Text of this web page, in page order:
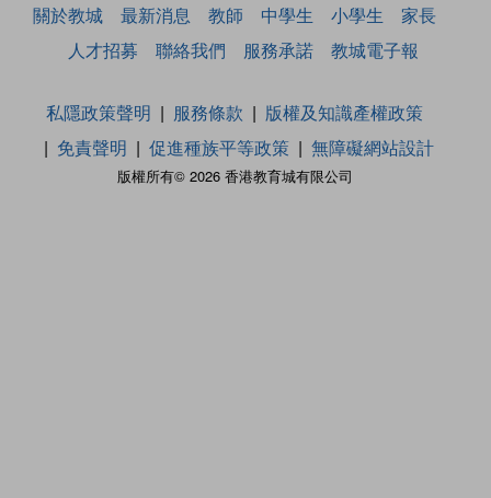
關於教城 最新消息 教師 中學生 小學生
家長
人才招募
聯絡我們 服務承諾 教城電子報
版權所有© 2026 香港教育城有限公司
私隱政策聲明 服務條款
版權及知識產權政策
免責聲明
促進種族平等政策 無障礙網站設計